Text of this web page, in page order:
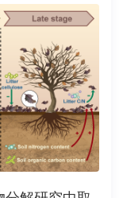
。确立了我国柴
催化还原催化剂
铝型铜基小孔分
标准的柴油车排
产业化技术体系；
全链条创新体系，
油车排放标准的
作用，为我国柴油
贡献。完成单位